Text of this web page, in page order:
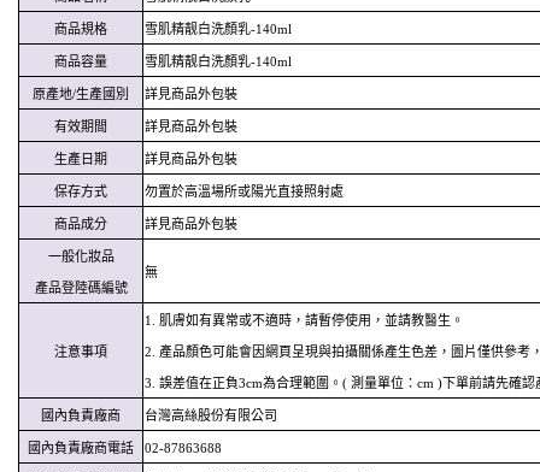
商品規格 雪肌精靓白洗顏乳-140ml
商品容量 雪肌精靓白洗顏乳-140ml
原產地/生產國別 詳見商品外包裝
有效期間 詳見商品外包裝
生產日期 詳見商品外包裝
保存方式 勿置於高溫場所或陽光直接照射處
商品成分 詳見商品外包裝
一般化妝品
無
產品登陸碼編號
注意事項
1. 肌膚如有異常或不適時，請暫停使用，並請教醫生。
2. 產品顏色可能會因網頁呈現與拍攝關係產生色差，圖片僅供參考
3. 誤差值在正負3cm為合理範圍。( 測量單位：cm )​下單前請先確
國內負責廠商 台灣高絲股份有限公司
國內負責廠商電話 02-87863688